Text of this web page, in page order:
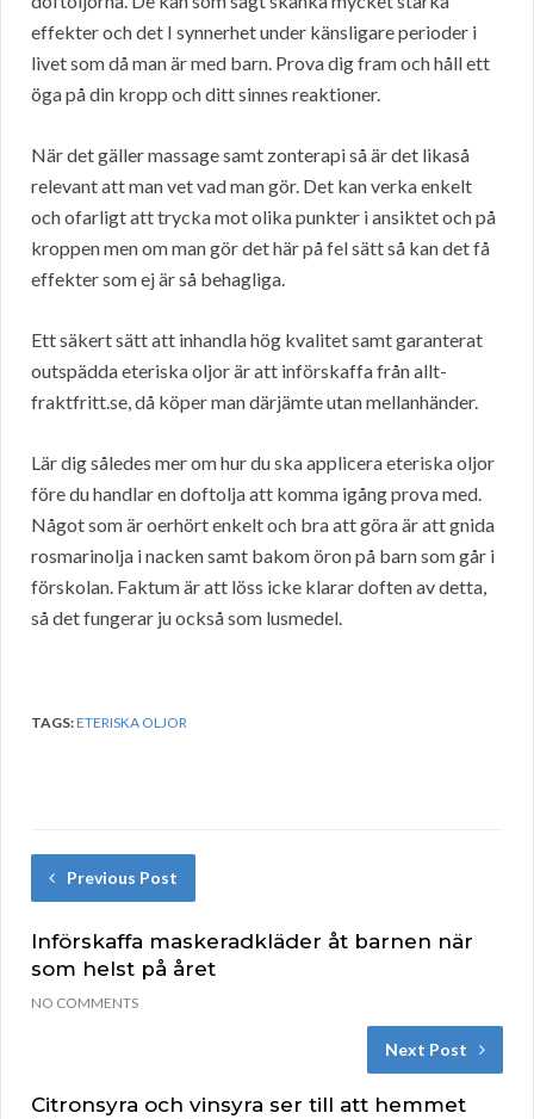
effekter och det I synnerhet under känsligare perioder i
livet som då man är med barn. Prova dig fram och håll ett
öga på din kropp och ditt sinnes reaktioner.
När det gäller massage samt zonterapi så är det likaså
relevant att man vet vad man gör. Det kan verka enkelt
och ofarligt att trycka mot olika punkter i ansiktet och på
kroppen men om man gör det här på fel sätt så kan det få
effekter som ej är så behagliga.
Ett säkert sätt att inhandla hög kvalitet samt garanterat
outspädda eteriska oljor är att införskaffa från allt-
fraktfritt.se, då köper man därjämte utan mellanhänder.
Lär dig således mer om hur du ska applicera eteriska oljor
före du handlar en doftolja att komma igång prova med.
Något som är oerhört enkelt och bra att göra är att gnida
rosmarinolja i nacken samt bakom öron på barn som går i
förskolan. Faktum är att löss icke klarar doften av detta,
så det fungerar ju också som lusmedel.
TAGS:ETERISKA OLJOR
Previous Post
Införskaffa maskeradkläder åt barnen när
som helst på året
NO COMMENTS
Next Post
Citronsyra och vinsyra ser till att hemmet